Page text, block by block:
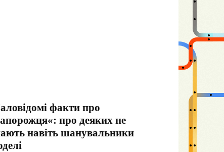
факти про
про деяких не
навіть шанувальники